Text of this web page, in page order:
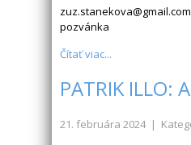
pozvánka
Čítať viac...
PATRIK ILLO:
21. februára 2024 |